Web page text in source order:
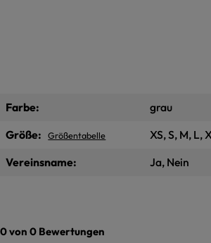
Farbe:
grau
Größe:
Größentabelle
XS, S, M, L,
Vereinsname:
Ja, Nein
0 von 0 Bewertungen